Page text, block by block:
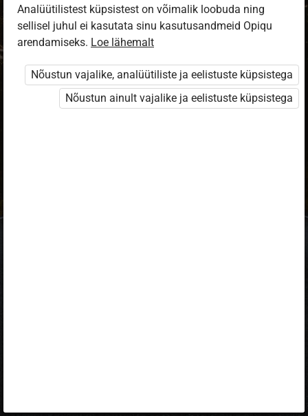
Sisene Opiqusse
Vali, kuidas end tuvastada
eKool
Stuudium
Opiq
HarID
Analüütilistest küpsistest on võimalik loobuda ning
sellisel juhul ei kasutata sinu kasutusandmeid Opiqu
arendamiseks. Loe lähemalt
Nõustun vajalike, analüütiliste ja eelistuste küpsistega
Nõustun ainult vajalike ja eelistuste küpsistega